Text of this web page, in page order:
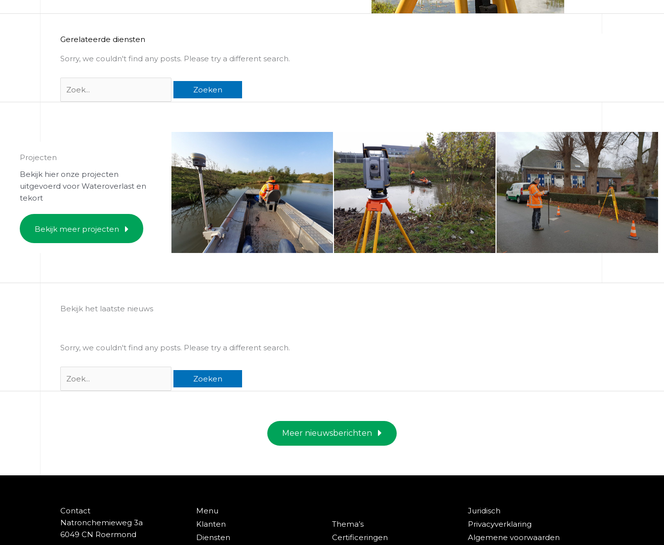
Gerelateerde diensten
Sorry, we couldn't find any posts. Please try a different search.
naar:
Projecten
Bekijk hier onze projecten
uitgevoerd voor Wateroverlast en
tekort
Bekijk meer projecten
Bekijk dit project
Bekijk het laatste nieuws
Sorry, we couldn't find any posts. Please try a different search.
naar:
Meer nieuwsberichten
Contact
Natronchemieweg 3a
6049 CN Roermond
Menu
Klanten
Diensten
Thema’s
Certificeringen
Juridisch
Privacyverklaring
Algemene voorwaarden